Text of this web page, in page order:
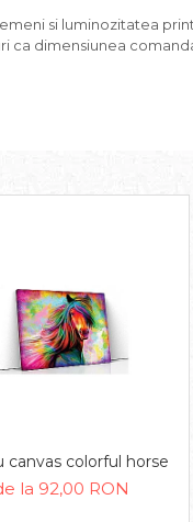
si luminozitatea
ca dimensiunea
canvas colorful horse
la 92,00 RON